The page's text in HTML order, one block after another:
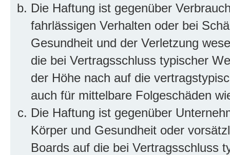
Die Haftung ist gegenüber
fahrlässigen Verhalten oder bei
Gesundheit und der Verletzung
die bei Vertragsschluss typischer
der Höhe nach auf die
auch für mittelbare Folgeschäden
Die Haftung ist gegenüber
Körper und Gesundheit oder
Boards auf die bei Vertragsschluss